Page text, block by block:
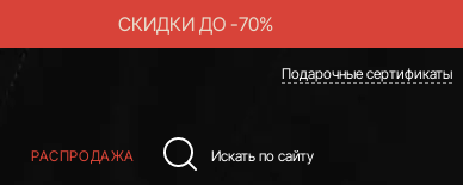
СКИДКИ ДО -70%
Подарочные сертификаты
РАСПРОДАЖА